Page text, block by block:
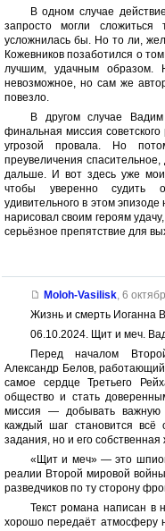
В одном случае
запросто могли сложиться
усложнилась бы. Но то ли,
Кожевников позаботился о
лучшим, удачным образом.
невозможное, но сам же
повезло.
В другом случае
финальная миссия
угрозой провала. Но
преувеличения
дальше. И вот здесь уже
чтобы уверенно судить
удивительного в этом
нарисовал своим героям
серьёзное препятствие для
Moloh-Vasilisk, 6
Жизнь и смерть Иоганна
06.10.2024. Щит и меч.
Перед началом
Александр Белов,
самое сердце Третьего
общество и стать
миссия — добывать важную
каждый шаг становится всё
задания, но и его собственная
«Щит и меч» — это
реалии Второй мировой
разведчиков по ту сторону
Текст романа написан в
хорошо передаёт атмосферу